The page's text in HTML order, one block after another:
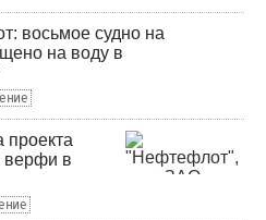
восьмое судно на
на воду в
проекта
в